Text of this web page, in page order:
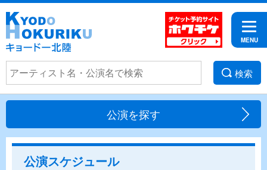
検索
公演を探す
公演スケジュール